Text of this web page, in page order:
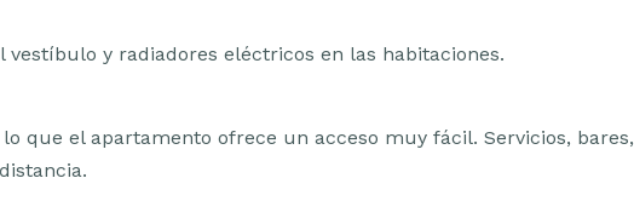
vestíbulo y radiadores eléctricos en las habitaciones.
que el apartamento ofrece un acceso muy fácil. Servicios, bares,